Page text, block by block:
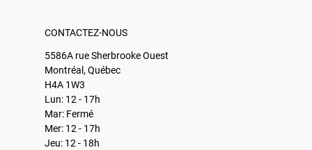
CONTACTEZ-NOUS
5586A rue Sherbrooke Ouest
Montréal, Québec
H4A 1W3
Lun: 12 - 17h
Mar: Fermé
Mer: 12 - 17h
Jeu: 12 - 18h